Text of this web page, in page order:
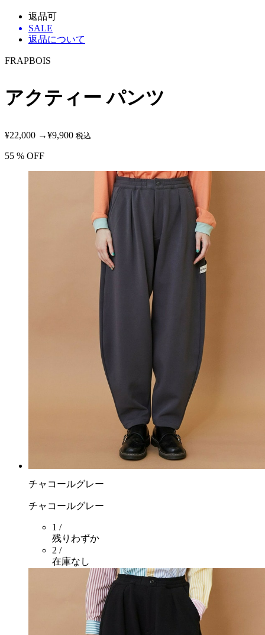
返品可
SALE
返品について
FRAPBOIS
アクティー パンツ
¥22,000 →¥9,900 税込
55 % OFF
チャコールグレー
チャコールグレー
1 /
残りわずか
2 /
在庫なし